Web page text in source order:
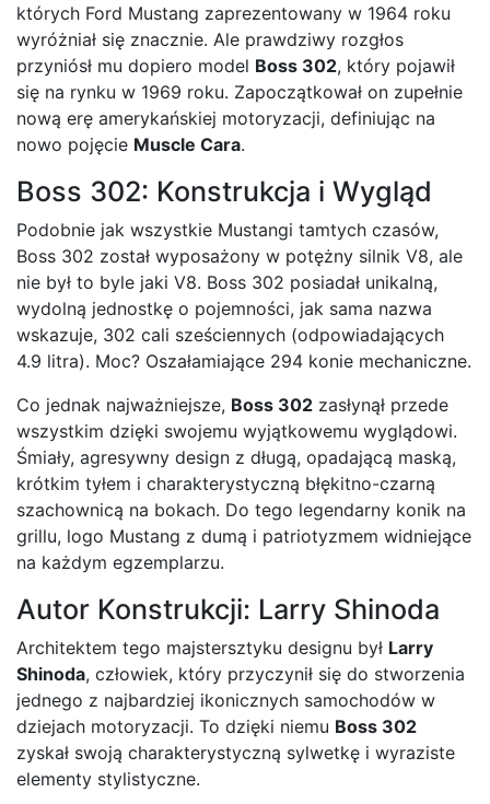
których Ford Mustang zaprezentowany w 1964 roku
wyróżniał się znacznie. Ale prawdziwy rozgłos
przyniósł mu dopiero model Boss 302, który pojawił
się na rynku w 1969 roku. Zapoczątkował on zupełnie
nową erę amerykańskiej motoryzacji, definiując na
nowo pojęcie Muscle Cara.
Boss 302: Konstrukcja i Wygląd
Podobnie jak wszystkie Mustangi tamtych czasów,
Boss 302 został wyposażony w potężny silnik V8, ale
nie był to byle jaki V8. Boss 302 posiadał unikalną,
wydolną jednostkę o pojemności, jak sama nazwa
wskazuje, 302 cali sześciennych (odpowiadających
4.9 litra). Moc? Oszałamiające 294 konie mechaniczne.
Co jednak najważniejsze, Boss 302 zasłynął przede
wszystkim dzięki swojemu wyjątkowemu wyglądowi.
Śmiały, agresywny design z długą, opadającą maską,
krótkim tyłem i charakterystyczną błękitno-czarną
szachownicą na bokach. Do tego legendarny konik na
grillu, logo Mustang z dumą i patriotyzmem widniejące
na każdym egzemplarzu.
Autor Konstrukcji: Larry Shinoda
Architektem tego majstersztyku designu był Larry
Shinoda, człowiek, który przyczynił się do stworzenia
jednego z najbardziej ikonicznych samochodów w
dziejach motoryzacji. To dzięki niemu Boss 302
zyskał swoją charakterystyczną sylwetkę i wyraziste
elementy stylistyczne.